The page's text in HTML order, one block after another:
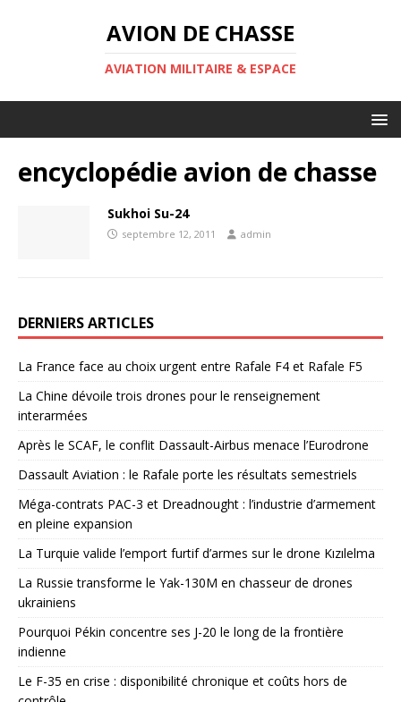
AVION DE CHASSE
AVIATION MILITAIRE & ESPACE
encyclopédie avion de chasse
Sukhoi Su-24
septembre 12, 2011 admin
DERNIERS ARTICLES
La France face au choix urgent entre Rafale F4 et Rafale F5
La Chine dévoile trois drones pour le renseignement
interarmées
Après le SCAF, le conflit Dassault-Airbus menace l’Eurodrone
Dassault Aviation : le Rafale porte les résultats semestriels
Méga-contrats PAC-3 et Dreadnought : l’industrie d’armement
en pleine expansion
La Turquie valide l’emport furtif d’armes sur le drone Kızılelma
La Russie transforme le Yak-130M en chasseur de drones
ukrainiens
Pourquoi Pékin concentre ses J-20 le long de la frontière
indienne
Le F-35 en crise : disponibilité chronique et coûts hors de